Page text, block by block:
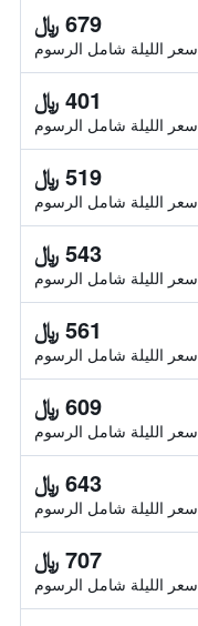
679 ﷼
سعر الليلة شامل الرسوم
401 ﷼
سعر الليلة شامل الرسوم
519 ﷼
سعر الليلة شامل الرسوم
543 ﷼
سعر الليلة شامل الرسوم
561 ﷼
سعر الليلة شامل الرسوم
609 ﷼
سعر الليلة شامل الرسوم
643 ﷼
سعر الليلة شامل الرسوم
707 ﷼
سعر الليلة شامل الرسوم